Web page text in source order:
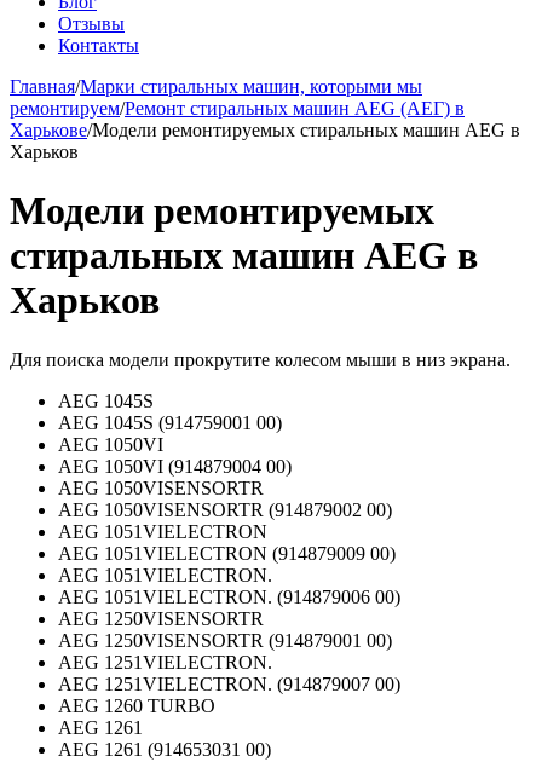
Отзывы
Контакты
Главная/Марки стиральных машин, которыми мы
ремонтируем/Ремонт стиральных машин AEG (АЕГ) в
Харькове/Модели ремонтируемых стиральных машин AEG в
Харьков
Модели ремонтируемых
стиральных машин AEG в
Харьков
Для поиска модели прокрутите колесом мыши в низ экрана.
AEG 1045S
AEG 1045S (914759001 00)
AEG 1050VI
AEG 1050VI (914879004 00)
AEG 1050VISENSORTR
AEG 1050VISENSORTR (914879002 00)
AEG 1051VIELECTRON
AEG 1051VIELECTRON (914879009 00)
AEG 1051VIELECTRON.
AEG 1051VIELECTRON. (914879006 00)
AEG 1250VISENSORTR
AEG 1250VISENSORTR (914879001 00)
AEG 1251VIELECTRON.
AEG 1251VIELECTRON. (914879007 00)
AEG 1260 TURBO
AEG 1261
AEG 1261 (914653031 00)